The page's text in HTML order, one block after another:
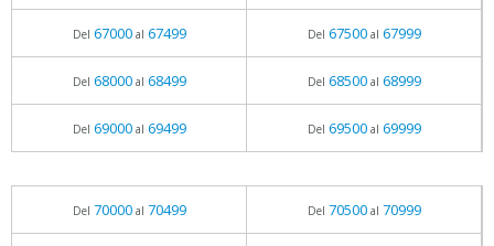
Del 67000al 67499 Del 67500al 67999
Del 68000al 68499 Del 68500al 68999
Del 69000al 69499 Del 69500al 69999
Del 70000al 70499 Del 70500al 70999